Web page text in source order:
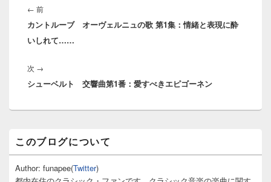
稿
ナ
ビ
ゲ
シ
ョ
← 前前
の
投
カントルーブ オーヴェルニュの歌 第1集：情緒と表現に酔
いしれて……
次 →
の
稿:
シューベルト 交響曲第1番：愛すべきエピゴーネン
ン
サ
イ
このブログについて
Author: funapee(Twitter)